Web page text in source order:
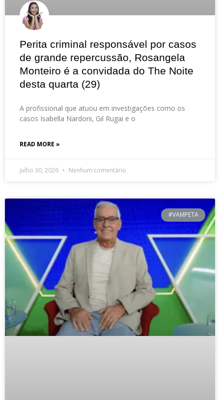
Perita criminal responsável por casos
de grande repercussão, Rosangela
Monteiro é a convidada do The Noite
desta quarta (29)
A profissional que atuou em investigações como os
casos Isabella Nardoni, Gil Rugai e o
READ MORE »
julho 30, 2026 Nenhum comentário
#VAMPETA